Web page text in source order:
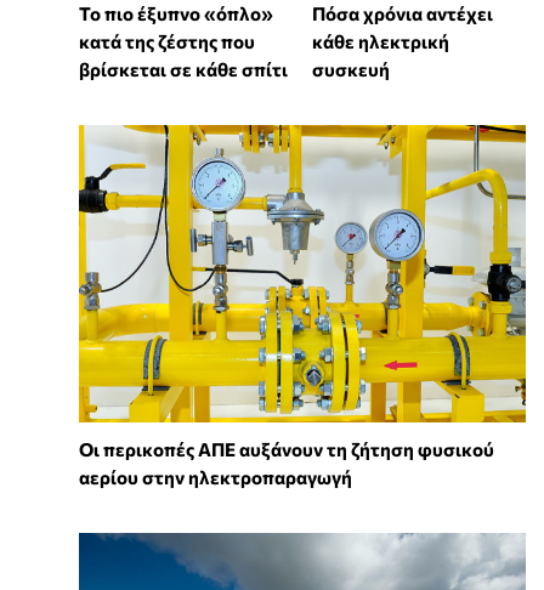
To πιο έξυπνο «όπλο»
κατά της ζέστης που
βρίσκεται σε κάθε σπίτι
Πόσα χρόνια αντέχει
κάθε ηλεκτρική
συσκευή
Οι περικοπές ΑΠΕ αυξάνουν τη ζήτηση φυσικού
αερίου στην ηλεκτροπαραγωγή